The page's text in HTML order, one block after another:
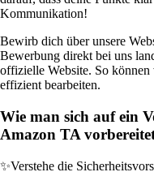
Kommunikation!
Bewirb dich über unsere
Bewerbung direkt bei uns
offizielle Website. So
effizient bearbeiten.
Wie man sich auf ein
Amazon TA
✨Verstehe die